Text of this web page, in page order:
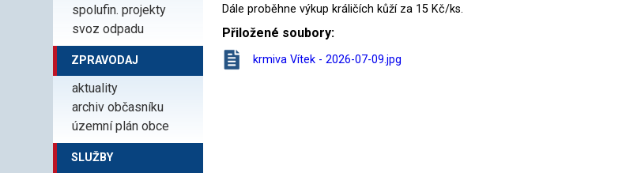
spolufin. projekty
svoz odpadu
ZPRAVODAJ
aktuality
archiv občasníku
územní plán obce
SLUŽBY
Dále proběhne výkup králičích kůží za 15 Kč/ks.
Přiložené soubory:
krmiva Vítek - 2026-07-09.jpg